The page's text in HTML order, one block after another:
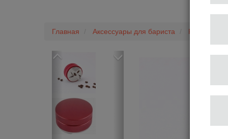
Главная Аксессуары для бариста